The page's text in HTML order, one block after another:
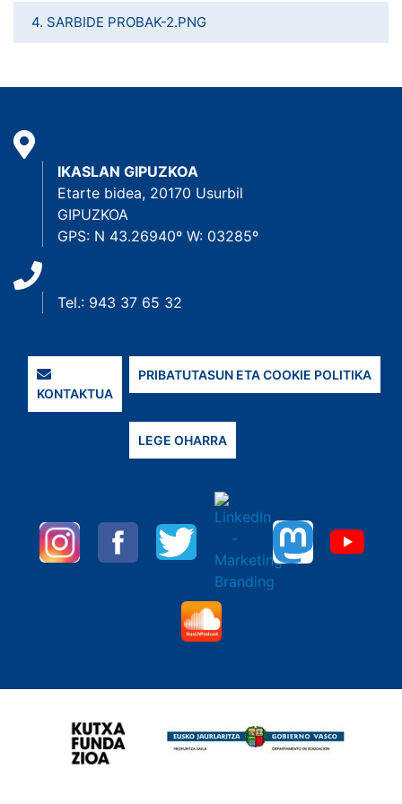
4. SARBIDE PROBAK-2.PNG
IKASLAN GIPUZKOA
Etarte bidea, 20170 Usurbil
GIPUZKOA
GPS: N 43.26940º W: 03285º
Tel.: 943 37 65 32
KONTAKTUA
PRIBATUTASUN ETA COOKIE POLITIKA
LEGE OHARRA